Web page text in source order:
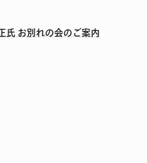
氏 お別れの会のご案内